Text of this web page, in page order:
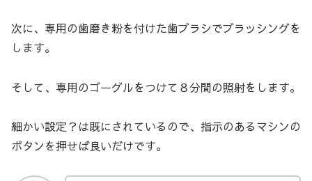
次に、専用の歯磨き粉を付けた歯ブラシでブラッシングを
します。
そして、専用のゴーグルをつけて８分間の照射をします。
細かい設定？は既にされているので、指示のあるマシンの
ボタンを押せば良いだけです。